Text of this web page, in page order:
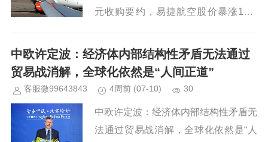
元收购要约，易捷航空股价暴涨13%
卡斯尔莱克双双递交收购方案，廉航易
捷航空爆发收购争夺...
中欧许定波：经济体内部结构性矛盾无法通过
贸易战消解，全球化依然是“人间正道”
客服微99643843 4周前 (07-10) 30
中欧许定波：经济体内部结构性矛盾无
法通过贸易战消解，全球化依然是“人